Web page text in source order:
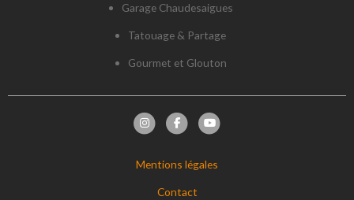
Garage Chaudesaigues
Tatouage & Partage
Gourmet et Glouton
Mentions légales
Contact